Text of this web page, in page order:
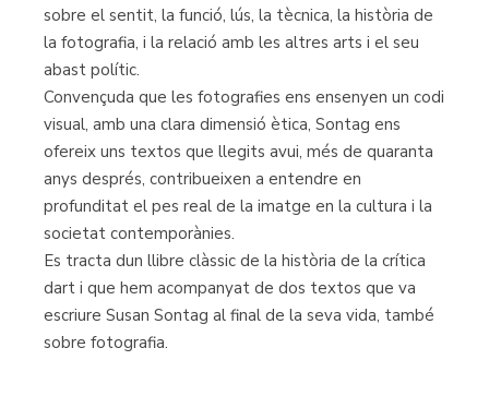
sobre el sentit, la funció, lús, la tècnica, la història de
la fotografia, i la relació amb les altres arts i el seu
abast polític.
Convençuda que les fotografies ens ensenyen un codi
visual, amb una clara dimensió ètica, Sontag ens
ofereix uns textos que llegits avui, més de quaranta
anys després, contribueixen a entendre en
profunditat el pes real de la imatge en la cultura i la
societat contemporànies.
Es tracta dun llibre clàssic de la història de la crítica
dart i que hem acompanyat de dos textos que va
escriure Susan Sontag al final de la seva vida, també
sobre fotografia.